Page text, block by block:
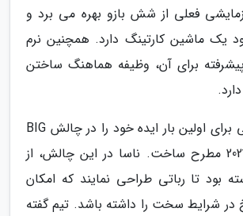
فعلی از شش بازو بهره می برد و
یک ماشین کارتینگ دارد. همچنین نرم
برای آن، وظیفه هماهنگ ساختن
این تیم تحقیقاتی برای اولین بار ایده خود را در چالش BIG
ناسا برای سال 2022 مطرح ساخت. ناسا در این چالش، از
بود تا رباتی طراحی نمایند که امکان
شرایط سخت را داشته باشد. تیم گفته